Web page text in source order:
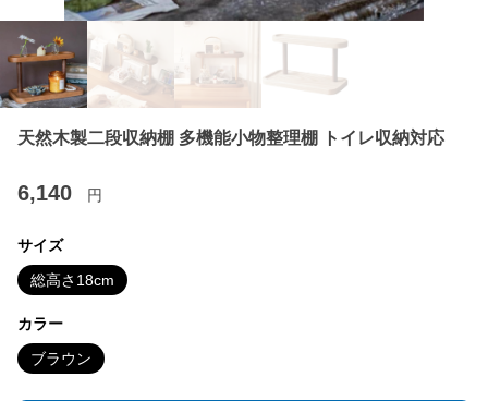
天然木製二段収納棚 多機能小物整理棚 トイレ収納対応
6,140 円
サイズ
総高さ18cm
カラー
ブラウン